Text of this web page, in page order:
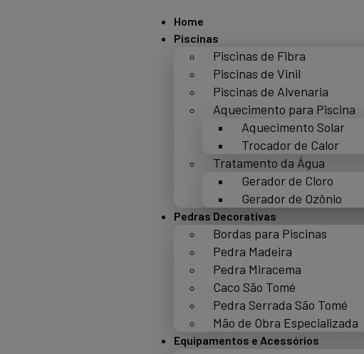
Home
Piscinas
Piscinas de Fibra
Piscinas de Vinil
Piscinas de Alvenaria
Aquecimento para Piscina
Aquecimento Solar
Trocador de Calor
Tratamento da Água
Gerador de Cloro
Gerador de Ozônio
Pedras Decorativas
Bordas para Piscinas
Pedra Madeira
Pedra Miracema
Caco São Tomé
Pedra Serrada São Tomé
Mão de Obra Especializada
Equipamentos e Acessórios